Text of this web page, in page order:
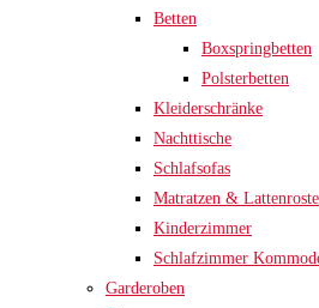
Betten
Boxspringbetten
Polsterbetten
Kleiderschränke
Nachttische
Schlafsofas
Matratzen & Lattenroste
Kinderzimmer
Schlafzimmer
Garderoben